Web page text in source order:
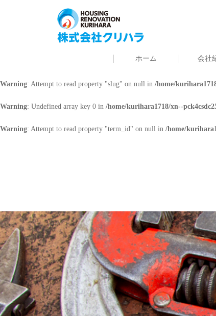
ホーム 会社
: Undefined array key 0 in/home/kurihara1718/xn--
: Attempt to read property "cat_name" on null in /home/
/home/kurihara1718/xn--
Warning: Attempt to read property "slug" on null in /home/
Warning: Undefined array key 0 in /home/kurihara1718/xn--
Warning: Attempt to read property "term_id" on null in /home/